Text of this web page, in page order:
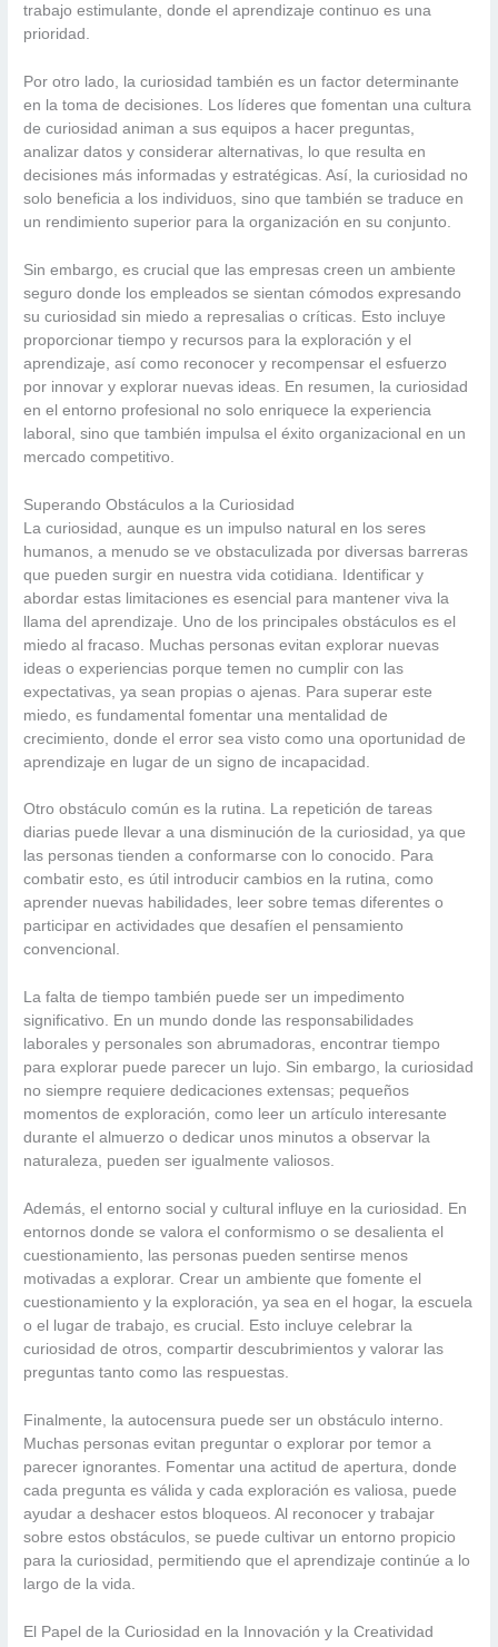
trabajo estimulante, donde el aprendizaje continuo es una
prioridad.
Por otro lado, la curiosidad también es un factor determinante
en la toma de decisiones. Los líderes que fomentan una cultura
de curiosidad animan a sus equipos a hacer preguntas,
analizar datos y considerar alternativas, lo que resulta en
decisiones más informadas y estratégicas. Así, la curiosidad no
solo beneficia a los individuos, sino que también se traduce en
un rendimiento superior para la organización en su conjunto.
Sin embargo, es crucial que las empresas creen un ambiente
seguro donde los empleados se sientan cómodos expresando
su curiosidad sin miedo a represalias o críticas. Esto incluye
proporcionar tiempo y recursos para la exploración y el
aprendizaje, así como reconocer y recompensar el esfuerzo
por innovar y explorar nuevas ideas. En resumen, la curiosidad
en el entorno profesional no solo enriquece la experiencia
laboral, sino que también impulsa el éxito organizacional en un
mercado competitivo.
Superando Obstáculos a la Curiosidad
La curiosidad, aunque es un impulso natural en los seres
humanos, a menudo se ve obstaculizada por diversas barreras
que pueden surgir en nuestra vida cotidiana. Identificar y
abordar estas limitaciones es esencial para mantener viva la
llama del aprendizaje. Uno de los principales obstáculos es el
miedo al fracaso. Muchas personas evitan explorar nuevas
ideas o experiencias porque temen no cumplir con las
expectativas, ya sean propias o ajenas. Para superar este
miedo, es fundamental fomentar una mentalidad de
crecimiento, donde el error sea visto como una oportunidad de
aprendizaje en lugar de un signo de incapacidad.
Otro obstáculo común es la rutina. La repetición de tareas
diarias puede llevar a una disminución de la curiosidad, ya que
las personas tienden a conformarse con lo conocido. Para
combatir esto, es útil introducir cambios en la rutina, como
aprender nuevas habilidades, leer sobre temas diferentes o
participar en actividades que desafíen el pensamiento
convencional.
La falta de tiempo también puede ser un impedimento
significativo. En un mundo donde las responsabilidades
laborales y personales son abrumadoras, encontrar tiempo
para explorar puede parecer un lujo. Sin embargo, la curiosidad
no siempre requiere dedicaciones extensas; pequeños
momentos de exploración, como leer un artículo interesante
durante el almuerzo o dedicar unos minutos a observar la
naturaleza, pueden ser igualmente valiosos.
Además, el entorno social y cultural influye en la curiosidad. En
entornos donde se valora el conformismo o se desalienta el
cuestionamiento, las personas pueden sentirse menos
motivadas a explorar. Crear un ambiente que fomente el
cuestionamiento y la exploración, ya sea en el hogar, la escuela
o el lugar de trabajo, es crucial. Esto incluye celebrar la
curiosidad de otros, compartir descubrimientos y valorar las
preguntas tanto como las respuestas.
Finalmente, la autocensura puede ser un obstáculo interno.
Muchas personas evitan preguntar o explorar por temor a
parecer ignorantes. Fomentar una actitud de apertura, donde
cada pregunta es válida y cada exploración es valiosa, puede
ayudar a deshacer estos bloqueos. Al reconocer y trabajar
sobre estos obstáculos, se puede cultivar un entorno propicio
para la curiosidad, permitiendo que el aprendizaje continúe a lo
largo de la vida.
El Papel de la Curiosidad en la Innovación y la Creatividad